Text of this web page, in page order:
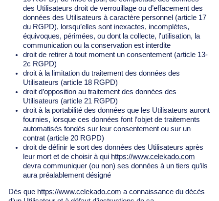
des Utilisateurs droit de verrouillage ou d’effacement des
données des Utilisateurs à caractère personnel (article 17
du RGPD), lorsqu’elles sont inexactes, incomplètes,
équivoques, périmées, ou dont la collecte, l'utilisation, la
communication ou la conservation est interdite
droit de retirer à tout moment un consentement (article 13-
2c RGPD)
droit à la limitation du traitement des données des
Utilisateurs (article 18 RGPD)
droit d’opposition au traitement des données des
Utilisateurs (article 21 RGPD)
droit à la portabilité des données que les Utilisateurs auront
fournies, lorsque ces données font l’objet de traitements
automatisés fondés sur leur consentement ou sur un
contrat (article 20 RGPD)
droit de définir le sort des données des Utilisateurs après
leur mort et de choisir à qui https://www.celekado.com
devra communiquer (ou non) ses données à un tiers qu’ils
aura préalablement désigné
Dès que https://www.celekado.com a connaissance du décès